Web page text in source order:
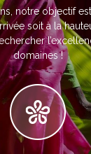
notre objectif
soit à la
domaines !